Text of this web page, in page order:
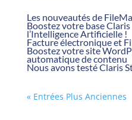
Les nouveautés de
Boostez votre base
l’Intelligence Artificielle !
Facture électronique et
Boostez votre site
automatique de contenu
Nous avons testé Claris
« Entrées Plus Anciennes